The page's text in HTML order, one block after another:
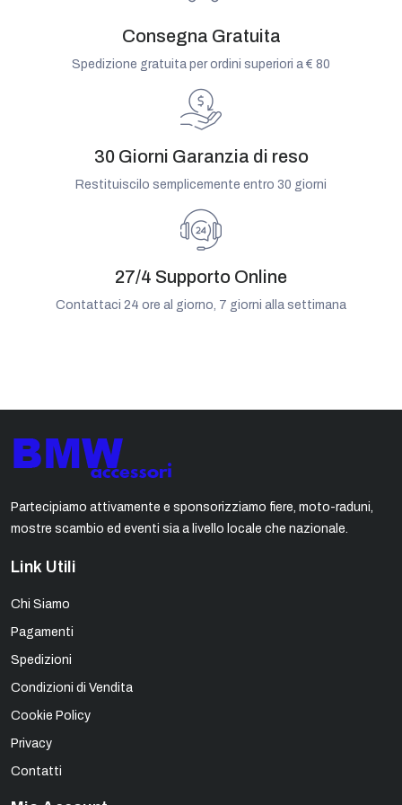
Consegna Gratuita
Spedizione gratuita per ordini superiori a € 80
30 Giorni Garanzia di reso
Restituiscilo semplicemente entro 30 giorni
27/4 Supporto Online
Contattaci 24 ore al giorno, 7 giorni alla settimana
Partecipiamo attivamente e sponsorizziamo fiere, moto-raduni,
mostre scambio ed eventi sia a livello locale che nazionale.
Link Utili
Chi Siamo
Pagamenti
Spedizioni
Condizioni di Vendita
Cookie Policy
Privacy
Contatti